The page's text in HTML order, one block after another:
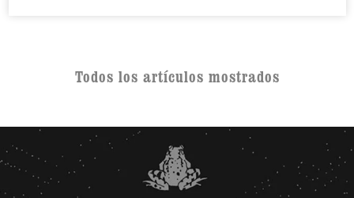
Todos los artículos mostrados